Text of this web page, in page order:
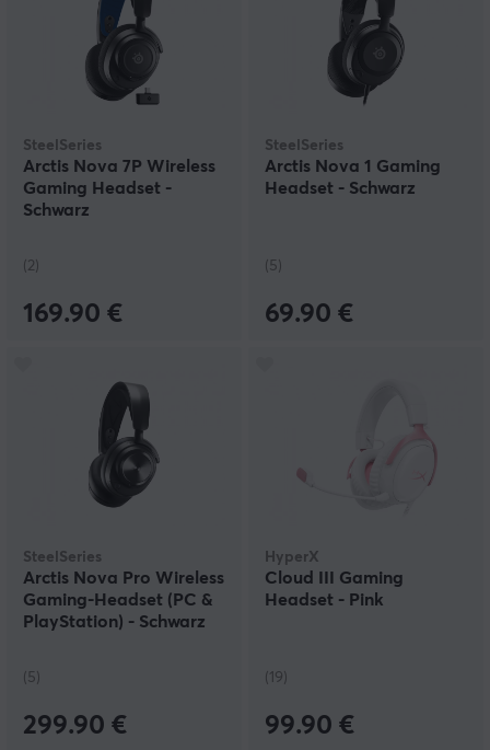
SteelSeries
Arctis Nova 7P Wireless
Gaming Headset -
Schwarz
(2)
169.90 €
SteelSeries
Arctis Nova 1 Gaming
Headset - Schwarz
(5)
69.90 €
SteelSeries
Arctis Nova Pro Wireless
Gaming-Headset (PC &
PlayStation) - Schwarz
(5)
299.90 €
HyperX
Cloud III Gaming
Headset - Pink
(19)
99.90 €